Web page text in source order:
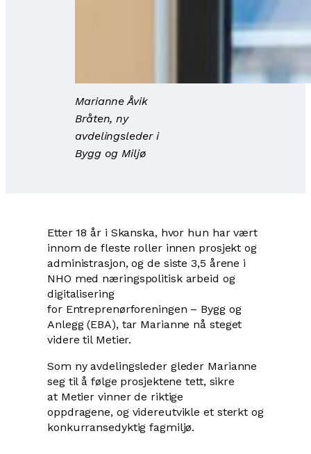
Marianne Åvik
Bråten, ny
avdelingsleder i
Bygg og Miljø
Etter 18 år i Skanska, hvor hun har vært
innom de fleste roller innen prosjekt og
administrasjon, og de siste 3,5 årene i
NHO med næringspolitisk arbeid og
digitalisering
for Entreprenørforeningen – Bygg og
Anlegg (EBA), tar Marianne nå steget
videre til Metier.
Som ny avdelingsleder gleder Marianne
seg til å følge prosjektene tett, sikre
at Metier vinner de riktige
oppdragene, og videreutvikle et sterkt og
konkurransedyktig fagmiljø.